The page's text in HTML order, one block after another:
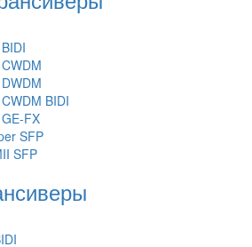
BIDI
FX
SFP
SFP